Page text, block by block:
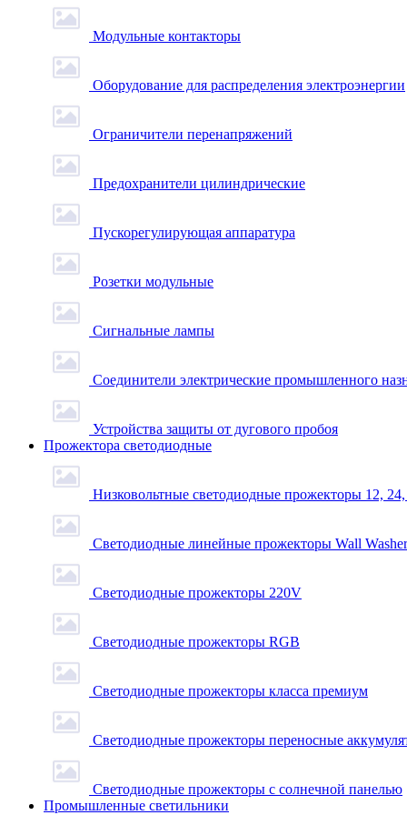
Модульные контакторы
Оборудование для распределения электроэнергии
Ограничители перенапряжений
Предохранители цилиндрические
Пускорегулирующая аппаратура
Розетки модульные
Сигнальные лампы
Соединители электрические промышленного
Устройства защиты от дугового пробоя
Прожектора светодиодные
Низковольтные светодиодные прожекторы 12,
Светодиодные линейные прожекторы Wall Washer
Светодиодные прожекторы 220V
Светодиодные прожекторы RGB
Светодиодные прожекторы класса премиум
Светодиодные прожекторы переносные
Светодиодные прожекторы с солнечной панелью
Промышленные светильники